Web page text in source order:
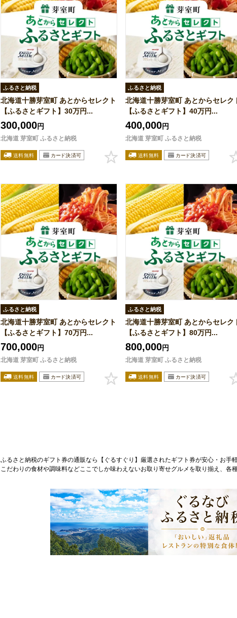
ふるさと納税
北海道十勝芽室町 あとからセレクト
【ふるさとギフト】30万円...
300,000円
北海道 芽室町 ふるさと納税
ふるさと納税
北海道十勝芽室町 あとからセレク
【ふるさとギフト】40万円...
400,000円
北海道 芽室町 ふるさと納税
ふるさと納税
北海道十勝芽室町 あとからセレクト
【ふるさとギフト】70万円...
700,000円
北海道 芽室町 ふるさと納税
ふるさと納税
北海道十勝芽室町 あとからセレク
【ふるさとギフト】80万円...
800,000円
北海道 芽室町 ふるさと納税
ふるさと納税のギフト券の通販なら【ぐるすぐり】厳選されたギフト券が安心・お手
こだわりの食材や調味料などここでしか味わえないお取り寄せグルメを取り揃え、各